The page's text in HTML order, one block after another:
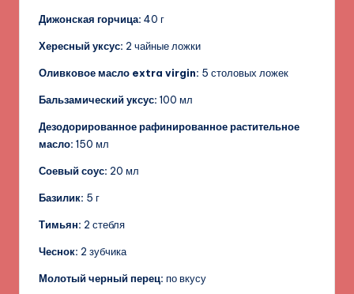
Дижонская горчица: 40 г
Хересный уксус: 2 чайные ложки
Оливковое масло extra virgin: 5 столовых ложек
Бальзамический уксус: 100 мл
Дезодорированное рафинированное растительное
масло: 150 мл
Соевый соус: 20 мл
Базилик: 5 г
Тимьян: 2 стебля
Чеснок: 2 зубчика
Молотый черный перец: по вкусу